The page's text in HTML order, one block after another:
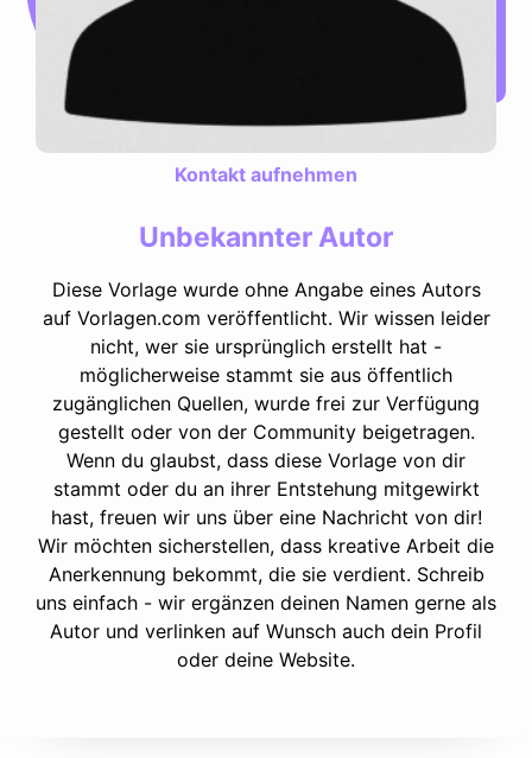
Kontakt aufnehmen
Unbekannter Autor
Diese Vorlage wurde ohne Angabe eines Autors
auf Vorlagen.com veröffentlicht. Wir wissen leider
nicht, wer sie ursprünglich erstellt hat -
möglicherweise stammt sie aus öffentlich
zugänglichen Quellen, wurde frei zur Verfügung
gestellt oder von der Community beigetragen.
Wenn du glaubst, dass diese Vorlage von dir
stammt oder du an ihrer Entstehung mitgewirkt
hast, freuen wir uns über eine Nachricht von dir!
Wir möchten sicherstellen, dass kreative Arbeit die
Anerkennung bekommt, die sie verdient. Schreib
uns einfach - wir ergänzen deinen Namen gerne als
Autor und verlinken auf Wunsch auch dein Profil
oder deine Website.